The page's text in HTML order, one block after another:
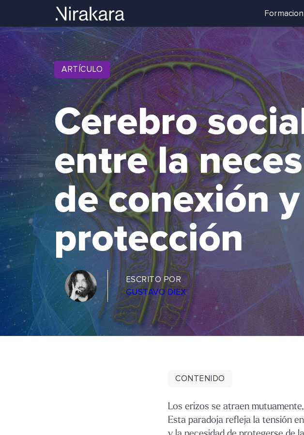
ARTÍCULO
Cerebro
entre la
de conexión
protección
ESCRITO POR
GUSTAVO DIEX
CONTENIDO
Los erizos se atraen
Esta paradoja refleja la tensión